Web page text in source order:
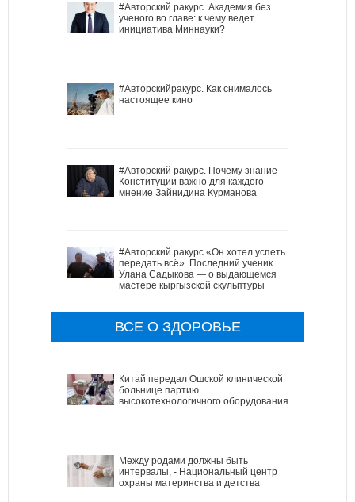
#Авторский ракурс. Академия без
ученого во главе: к чему ведет
инициатива Миннауки?
#Авторскийракурс. Как снималось
настоящее кино
#Авторский ракурс. Почему знание
Конституции важно для каждого —
мнение Зайнидина Курманова
#Авторский ракурс.«Он хотел успеть
передать всё». Последний ученик
Улана Садыкова — о выдающемся
мастере кыргызской скульптуры
ВСЕ О ЗДОРОВЬЕ
Китай передал Ошской клинической
больнице партию
высокотехнологичного оборудования
Между родами должны быть
интервалы, - Национальный центр
охраны материнства и детства